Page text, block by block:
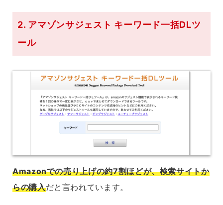
2. アマゾンサジェスト キーワード一括DLツ
ール
Amazonでの売り上げの約7割ほどが、検索サイトか
らの購入だと言われています。